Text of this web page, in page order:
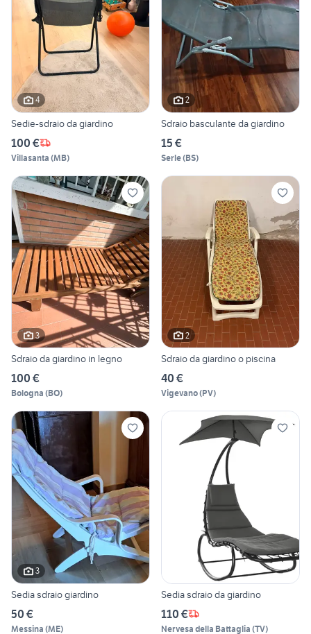
4
Sedie-sdraio da giardino
100 €
Villasanta (MB)
2
Sdraio basculante da giardino
15 €
Serle(BS)
3
Sdraio da giardino in legno
100 €
Bologna (BO)
2
Sdraio da giardino o piscina
40 €
Vigevano(PV)
3
Sedia sdraio giardino
50 €
Messina (ME)
Sedia sdraio da giardino
110 €
Nervesa della Battaglia (TV)